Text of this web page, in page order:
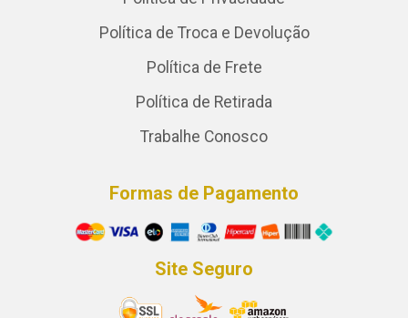
Política de Troca e Devolução
Política de Frete
Política de Retirada
Trabalhe Conosco
Formas de Pagamento
Site Seguro